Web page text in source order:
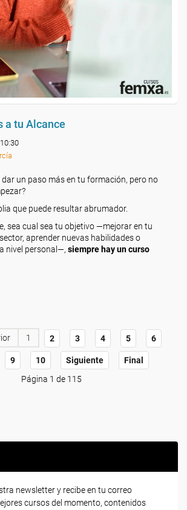
a tu Alcance
un paso más en tu formación, pero no
que puede resultar abrumador.
sea cual sea tu objetivo —mejorar en tu
aprender nuevas habilidades o
nivel personal—, siempre hay un curso
1 2 3 4 5 6
9 10 Siguiente
Final
Página 1 de 115
newsletter y recibe en tu correo
cursos del momento, contenidos